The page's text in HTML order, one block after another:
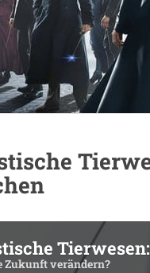
Zukunft verändern?